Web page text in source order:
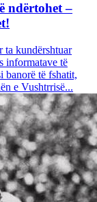
ndërtohet –
ta kundërshtuar
informatave të
banorë të fshatit,
e Vushtrrisë...